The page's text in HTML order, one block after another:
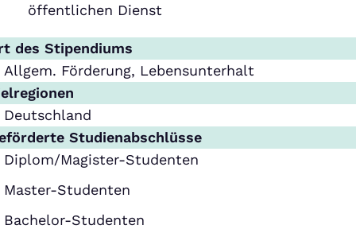
öffentlichen Dienst
des Stipendiums
Allgem. Förderung, Lebensunterhalt
Deutschland
Studienabschlüsse
Diplom/Magister-Studenten
Master-Studenten
Bachelor-Studenten